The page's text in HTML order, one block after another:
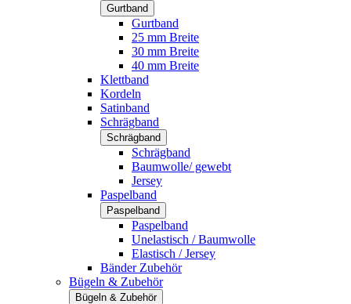
Gurtband
Gurtband
25 mm Breite
30 mm Breite
40 mm Breite
Klettband
Kordeln
Satinband
Schrägband
Schrägband
Schrägband
Baumwolle/ gewebt
Jersey
Paspelband
Paspelband
Paspelband
Unelastisch / Baumwolle
Elastisch / Jersey
Bänder Zubehör
Bügeln & Zubehör
Bügeln & Zubehör